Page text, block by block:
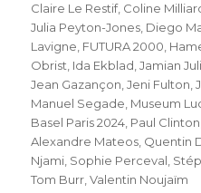
Claire Le Restif, Coline
Julia Peyton-Jones, Diego
Lavigne, FUTURA 2000,
Obrist, Ida Ekblad,Jamian
Jean Gazançon,Jeni Fulton,
Manuel Segade, Museum
Basel Paris 2024, Paul Clinton
Alexandre Mateos, Quentin
Njami, Sophie Perceval,
Tom Burr,Valentin Noujaïm